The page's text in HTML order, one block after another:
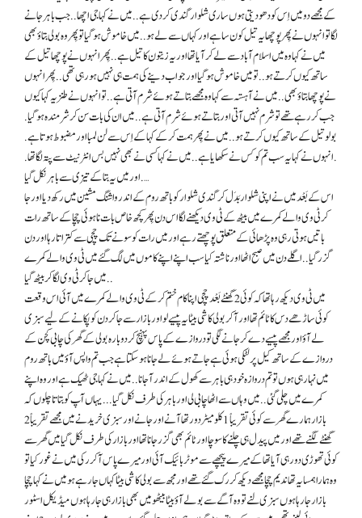
کے مجھے دو میں اِس کو دھو دیتی ہوں ساری شلوار گندی کر دی ہے . . میں نے کہا جی اچھا . . جب باہر جانے
لگا تو انہوں نے پِھر پوچھا یہ تیل کون سا ہے اور کہاں سے لے ہو . . میں خاموش ہو گیا تو پِھر وہ بولی بتاؤ بھی
میں نے کہا وہ میں اسلام آباد سے لے کر آیا تھا اور یہ زیتون کا تیل ہے . . پِھر انہوں نے پوچھا تیل کے
ساتھ کیوں کرتے ہو . . تو میں خاموش ہو گیا اور جواب دینے کی ہمت ہی نہیں ہو رہی تھی . . پِھر انہوں
نے پوچھا بتاؤ بھی . . میں نے آہستہ سے کہا وہ مجھے بتاتے ہوئے شرم آتی ہے . . تو انہوں نے طنزیہ کہا کیوں
جب کر رہے تھے تو شرم نہیں آتی اور بتاتے ہوئے شرم آتی ہے . . میں ان کی بات سن کر شرمندہ ہو گیا .
بولو تیل کے ساتھ کیوں کرتے ہو . . میں نے پِھر ہمت کر کے کہا کے اِس سے لن لمبا اور مضبوط ہوتا ہے .
. انہوں نے کہا یہ سب تم کو کس نے سکھایا ہے . . میں نے کہا کسی نے بھی نہیں بس انٹرنیٹ سے پتہ لگا تھا .
. اور میں یہ بتا کے تیزی سے باہر نکل گیا…
اس کے بَعْد میں نے اپنی شلوار بَدَل کر گندی شلوار کو باتھ روم کے اندر واشنگ مشین میں رکھ دیا اور جا
کر ٹی وی والے کمرے میں بیٹھ کے ٹی وی دیکھنے لگا اس دن پِھر کچھ خاص بات نا ہوئی چچا کے ساتھ رات
باتیں ہوتی رہی وہ پڑھائی کے متعلق پوچھتے رہے اور میں رات کو سونے تک چچی سے کتراتا رہا اور دن
گزر گیا . . اگلے دن میں صبح اٹھا اور ناشتہ کیا سب اپنے اپنے کاموں میں لگ گئے میں ٹی وی والے کمرے
میں جا کر ٹی وی لگا کر بیٹھ گیا . .
میں ٹی وی دیکھ رہا تھا کہ کوئی 2 گھنٹے بَعْد چچی اپنا کام ختم کر کے ٹی وی والے کمرے میں آئی اس وقعت
کوئی ساڑھے دس کا ٹائم تھا اور آ کر بولی کا شی بیٹا یہ پیسے لو اور بازار سے جا کر دن کو پکانے کے لیے سبزی
لے آؤ اور مجھے پیسے دے کر جانے لگی تو دروازے کے پاس پہنچ کر دوبارہ بولی کے گھر کی چابی کچن کے
دروازے کے ساتھ کیل پر لٹکی ہوئی ہے جاتے ہوئے لے جانا ہو سکتا ہے جب تم واپس آؤ میں باتھ روم
میں نہا رہی ہوں تو تم دروازہ خود ہی باہر سے کھول کے اندر آ جانا . . میں نے کہا جی ٹھیک ہے اور وہ اپنے
کمرے میں چلی گئی . . میں وہاں سے اٹھا چابی لی اور باہر کی طرف نکل گیا . . . یہاں آپ کو بتاتا چلوں کہ
بازار ہمارے گھر سے کوئی تقریباً 1 کلو میٹر دور تھا آنے اور جانے اور سبزی خریدنے میں مجھے تقریباً 2
گھنٹے لگنے تھے اور میں پیدل ہی چلنے کا سوچا اور ٹائم بھی گزر جانا تھا اور بازار کی طرف نکل گیا میں گھر سے
کوئی تھوڑی دور ہی آیا تھا کے میرے پیچھےسےموٹربائیک آئی اور میرے پاس آ کر رکی میں نے غور کیا تو
وہ ہما را ہمسایہ تھا ندیم چچا مجھے دیکھ کر رک گئے تھے اور مجھ سے بولی کا شی بیٹا کہا ں جا رہے ہو میں نے کہا چچا
بازار جا رہا ہوں سبزی لنے تو وہ آگے سے بولے آؤ بیٹا بیٹھو میں بھی بازار ہی جا رہا ہوں میڈیکل اسٹور